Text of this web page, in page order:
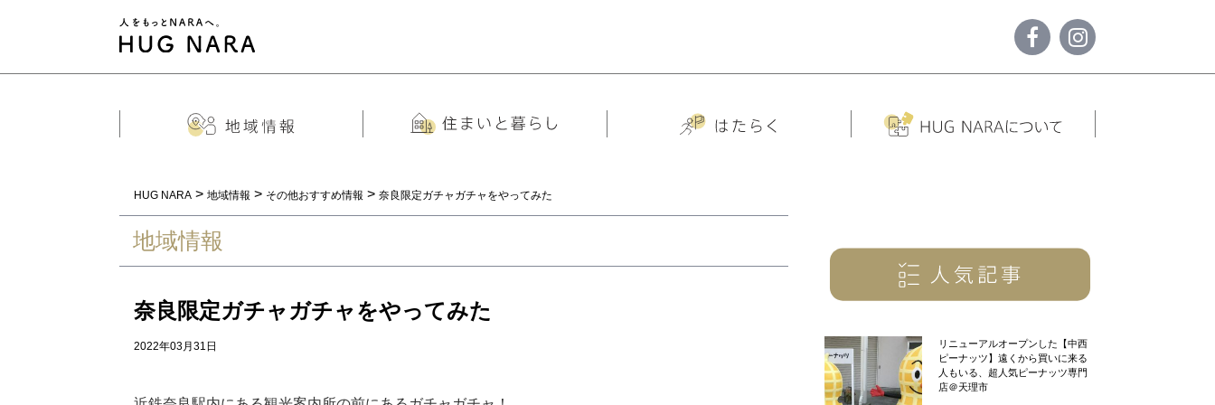
HUG NARA > 地域情報 > その他おすすめ情報 > 奈良限定ガチャガチャをやってみた
地域情報
奈良限定ガチャガチャをやってみた
2022年03月31日
リニューアルオープンした【中西
ピーナッツ】遠くから買いに来る
人もいる、超人気ピーナッツ専門
店＠天理市